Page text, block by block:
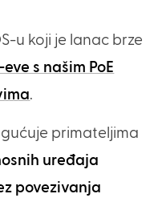
u koji je lanac brze
eve s našim PoE
.
primateljima
uređaja
povezivanja